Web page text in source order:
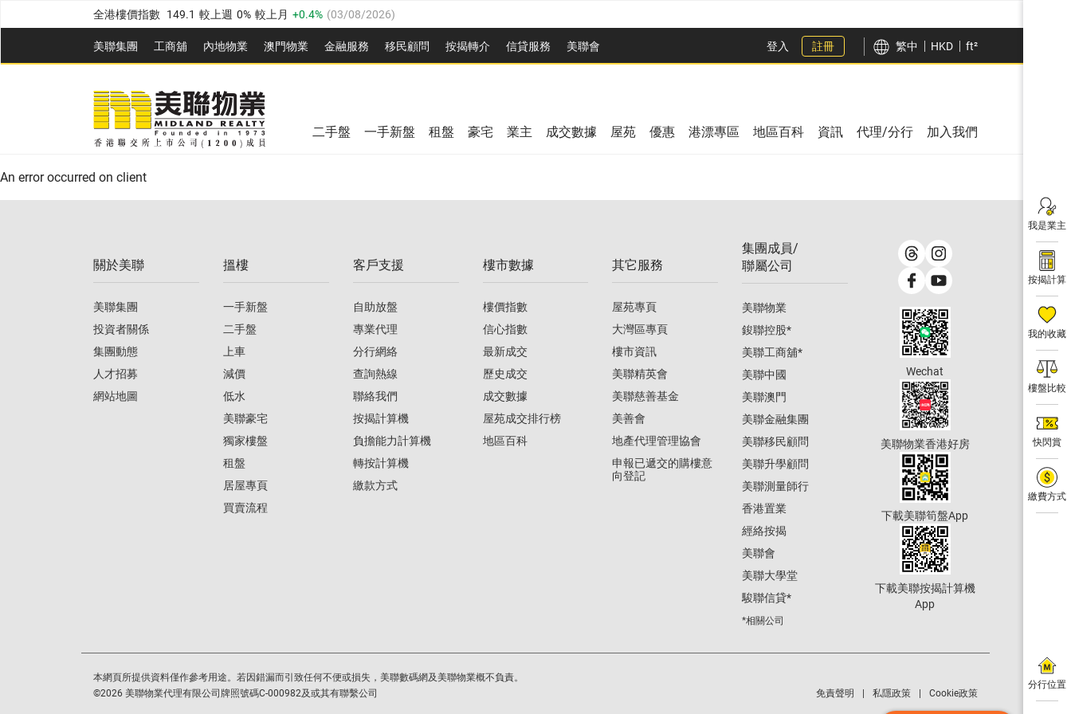
全港樓價指數 149.1 較上週 0% 較上月 0.4% (03/08/2026)
港島樓價指數 157.4 較上週 -0.3% 較上月 -0.8% (03/08/2026)
九龍樓價指數 156.4 較上週 -0.1% 較上月 0.3% (03/08/2026)
新界樓價指數 134.8 較上週 0.1%
美聯信心指數 77.1 較上週 0.7% 較上月 ( 03/08/2026
美聯集團 工商舖 內地物業 澳門物業 金融服務 移民顧問 按揭轉介 信貸服務 美聯會
全港樓價指數 149.1 較上週 0% 較上月
美聯信心指數 較上週 0.7% 03/08/2026)
登入 註冊 繁中 HKD ft²
我是業主
按揭計算
我的收藏
樓盤比較
快閃賞
繳費方式
分行位置
二手盤 一手新盤 租盤 豪宅 業主 成交數據 屋苑 優惠 港漂專區 地區百科 資訊 代理/分行 加入我們
An error occurred on client
關於美聯
美聯集團
投資者關係
集團動態
人才招募
網站地圖
搵樓
一手新盤
二手盤
上車
減價
低水
美聯豪宅
獨家樓盤
租盤
居屋專頁
買賣流程
客戶支援
自助放盤
專業代理
分行網絡
查詢熱線
聯絡我們
按揭計算機
負擔能力計算機
轉按計算機
繳款方式
樓市數據
樓價指數
信心指數
最新成交
歷史成交
成交數據
屋苑成交排行榜
地區百科
其它服務
屋苑專頁
大灣區專頁
樓市資訊
美聯精英會
美聯慈善基金
美善會
地產代理管理協會
申報已遞交的購樓意
向登記
集團成員/
聯屬公司
美聯物業
鋑聯控股*
美聯工商舖*
美聯中國
美聯澳門
美聯金融集團
美聯移民顧問
美聯升學顧問
美聯測量師行
香港置業
經絡按揭
美聯會
美聯大學堂
駿聯信貸*
*相關公司
Wechat
美聯物業香港好房
下載美聯筍盤App
下載美聯按揭計算機
App
本網頁所提供資料僅作參考用途。若因錯漏而引致任何不便或損失，美聯數碼網及美聯物業概不負責。
©2026 美聯物業代理有限公司牌照號碼C-000982及或其有聯繫公司 免責聲明 私隱政策 Cookie政策